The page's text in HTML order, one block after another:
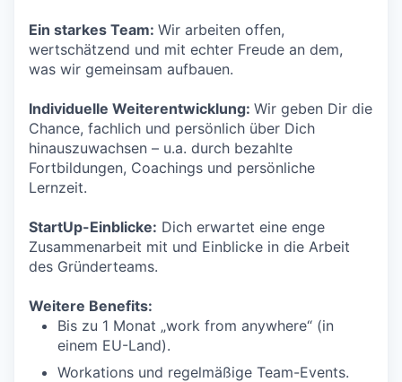
Ein starkes Team: Wir arbeiten offen,
wertschätzend und mit echter Freude an dem,
was wir gemeinsam aufbauen.
Individuelle Weiterentwicklung: Wir geben Dir die
Chance, fachlich und persönlich über Dich
hinauszuwachsen – u.a. durch bezahlte
Fortbildungen, Coachings und persönliche
Lernzeit.
StartUp-Einblicke: Dich erwartet eine enge
Zusammenarbeit mit und Einblicke in die Arbeit
des Gründerteams.
Weitere Benefits:
Bis zu 1 Monat „work from anywhere“ (in
einem EU-Land).
Workations und regelmäßige Team-Events.